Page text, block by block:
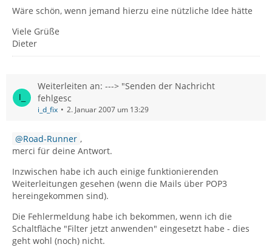
Wäre schön, wenn jemand hierzu eine nützliche Idee hätte
Viele Grüße
Dieter
Weiterleiten an: ---> "Senden der Nachricht
fehlgesc
i_d_fix 2. Januar 2007 um 13:29
Road-Runner ,
merci für deine Antwort.
Inzwischen habe ich auch einige funktionierenden
Weiterleitungen gesehen (wenn die Mails über POP3
hereingekommen sind).
Die Fehlermeldung habe ich bekommen, wenn ich die
Schaltfläche "Filter jetzt anwenden" eingesetzt habe - dies
geht wohl (noch) nicht.